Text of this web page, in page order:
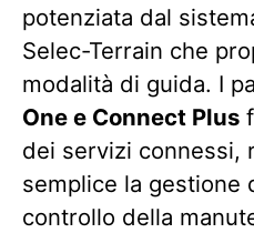
potenziata dal
Selec-Terrain che
modalità di guida. I
One e Connect Plus
dei servizi connessi,
semplice la gestione
controllo della